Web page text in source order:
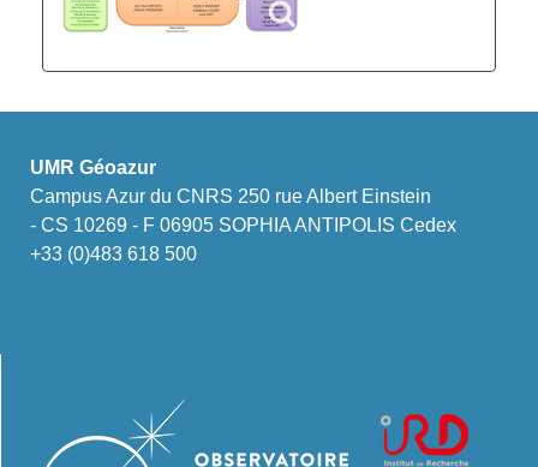
UMR Géoazur
Campus Azur du CNRS 250 rue Albert Einstein
- CS 10269 - F 06905 SOPHIA ANTIPOLIS Cedex
+33 (0)483 618 500